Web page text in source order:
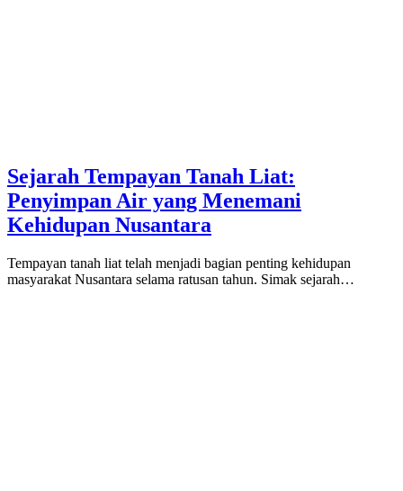
Sejarah Tempayan Tanah Liat:
Penyimpan Air yang Menemani
Kehidupan Nusantara
Tempayan tanah liat telah menjadi bagian penting kehidupan
masyarakat Nusantara selama ratusan tahun. Simak sejarah…